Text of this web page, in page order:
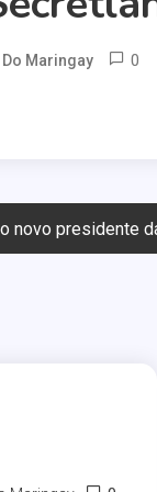
Do Maringay 0
novo presidente